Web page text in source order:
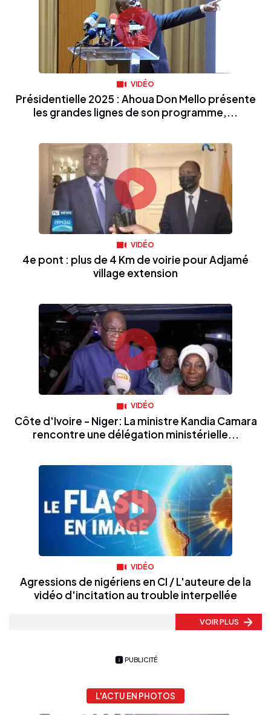
VIDÉO
Présidentielle 2025 : Ahoua Don Mello présente
les grandes lignes de son programme,...
VIDÉO
4e pont : plus de 4 Km de voirie pour Adjamé
village extension
VIDÉO
Côte d'Ivoire - Niger: La ministre Kandia Camara
rencontre une délégation ministérielle...
VIDÉO
Agressions de nigériens en CI / L'auteure de la
vidéo d'incitation au trouble interpellée
VOIR PLUS
PUBLICITÉ
L'ACTU EN PHOTOS